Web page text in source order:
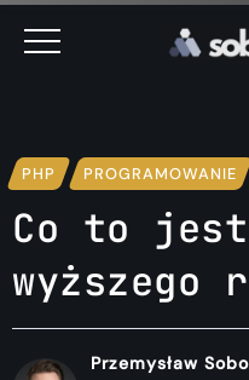
PHP PROGRAMOWANIE
Co to
wyższego
Przemysław